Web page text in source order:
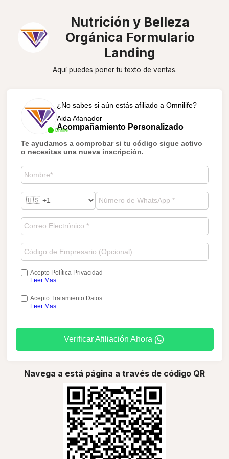
Nutrición y Belleza
Orgánica Formulario
Landing
Aquí puedes poner tu texto de ventas.
Online
¿No sabes si aún estás afiliado a Omnilife?
Aida Afanador
Acompañamiento Personalizado
Te ayudamos a comprobar si tu código sigue activo
o necesitas una nueva inscripción.
Acepto Política Privacidad
Leer Mas
Acepto Tratamiento Datos
Leer Mas
Verificar Afiliación Ahora
Navega a está página a través de código QR